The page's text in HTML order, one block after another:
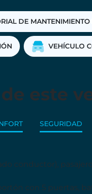
DE
VEHÍCULO
este
conductor),
con 5 puertas,
SEGURIDAD